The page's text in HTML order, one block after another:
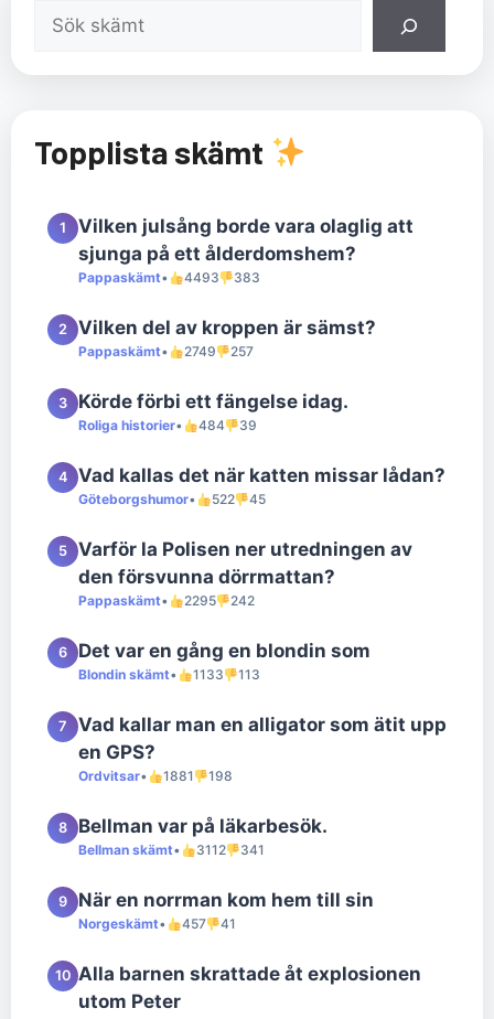
Sök
Topplista skämt
1
Vilken julsång borde vara olaglig att
sjunga på ett ålderdomshem?
Pappaskämt• 4493 383
2 Vilken del av kroppen är sämst?
Pappaskämt• 2749 257
3 Körde förbi ett fängelse idag.
Roliga historier• 484 39
4 Vad kallas det när katten missar lådan?
Göteborgshumor• 522 45
5
Varför la Polisen ner utredningen av
den försvunna dörrmattan?
Pappaskämt• 2295 242
6 Det var en gång en blondin som
Blondin skämt• 1133 113
7
Vad kallar man en alligator som ätit upp
en GPS?
Ordvitsar• 1881 198
8 Bellman var på läkarbesök.
Bellman skämt• 3112 341
9 När en norrman kom hem till sin
Norgeskämt• 457 41
10 Alla barnen skrattade åt explosionen
utom Peter